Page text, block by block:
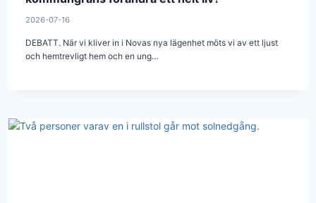
2026-07-16
DEBATT. När vi kliver in i Novas nya lägenhet möts vi av ett ljust
och hemtrevligt hem och en ung…